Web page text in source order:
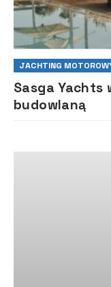
JACHTING
Sasga
budowlaną